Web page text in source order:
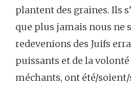
plantent des graines. Ils
que plus jamais nous ne
redevenions des Juifs
puissants et de la
méchants, ont été/soient/